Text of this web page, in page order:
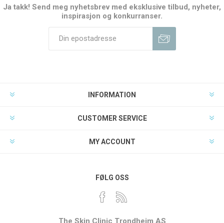
Ja takk! Send meg nyhetsbrev med eksklusive tilbud, nyheter,
inspirasjon og konkurranser.
INFORMATION
CUSTOMER SERVICE
MY ACCOUNT
FØLG OSS
The Skin Clinic Trondheim AS